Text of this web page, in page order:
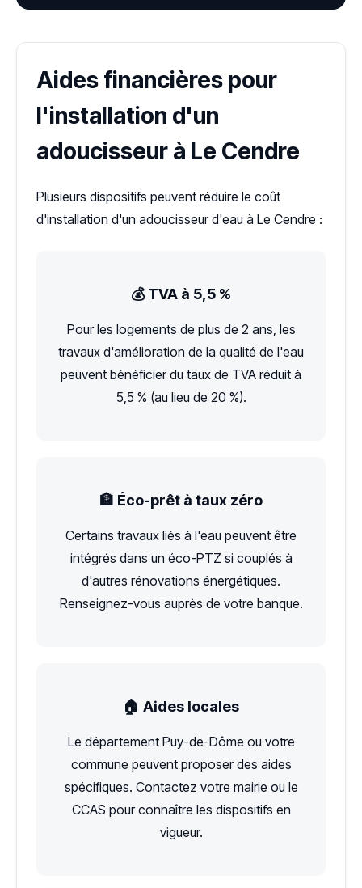
Aides financières pour
l'installation d'un
adoucisseur à Le Cendre
Plusieurs dispositifs peuvent réduire le coût
d'installation d'un adoucisseur d'eau à Le Cendre :
💰 TVA à 5,5 %
Pour les logements de plus de 2 ans, les
travaux d'amélioration de la qualité de l'eau
peuvent bénéficier du taux de TVA réduit à
5,5 % (au lieu de 20 %).
🏦 Éco-prêt à taux zéro
Certains travaux liés à l'eau peuvent être
intégrés dans un éco-PTZ si couplés à
d'autres rénovations énergétiques.
Renseignez-vous auprès de votre banque.
🏠 Aides locales
Le département Puy-de-Dôme ou votre
commune peuvent proposer des aides
spécifiques. Contactez votre mairie ou le
CCAS pour connaître les dispositifs en
vigueur.